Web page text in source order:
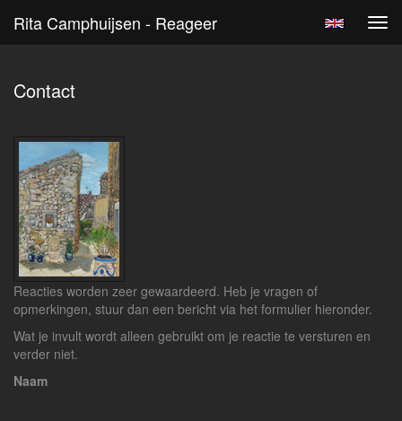
Rita Camphuijsen - Reageer
Contact
Reacties worden zeer gewaardeerd. Heb je vragen of
opmerkingen, stuur dan een bericht via het formulier hieronder.
Wat je invult wordt alleen gebruikt om je reactie te versturen en
verder niet.
Naam